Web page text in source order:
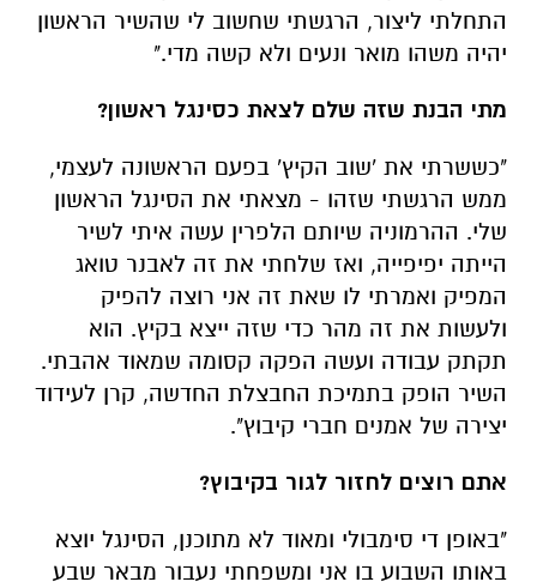
התחלתי ליצור, הרגשתי שחשוב לי שהשיר הראשון
יהיה משהו מואר ונעים ולא קשה מדי."
מתי הבנת שזה שלם לצאת כסינגל ראשון?
"כששרתי את 'שוב הקיץ' בפעם הראשונה לעצמי,
ממש הרגשתי שזהו - מצאתי את הסינגל הראשון
שלי. ההרמוניה שיותם הלפרין עשה איתי לשיר
הייתה יפיפייה, ואז שלחתי את זה לאבנר טואג
המפיק ואמרתי לו שאת זה אני רוצה להפיק
ולעשות את זה מהר כדי שזה ייצא בקיץ. הוא
תקתק עבודה ועשה הפקה קסומה שמאוד אהבתי.
השיר הופק בתמיכת החבצלת החדשה, קרן לעידוד
יצירה של אמנים חברי קיבוץ".
אתם רוצים לחזור לגור בקיבוץ?
"באופן די סימבולי ומאוד לא מתוכנן, הסינגל יוצא
באותו השבוע בו אני ומשפחתי נעבור מבאר שבע